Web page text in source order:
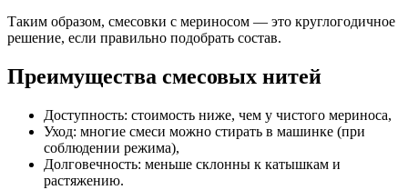
Таким образом, смесовки с мериносом — это круглогодичное
решение, если правильно подобрать состав.
Преимущества смесовых нитей
Доступность: стоимость ниже, чем у чистого мериноса,
Уход: многие смеси можно стирать в машинке (при
соблюдении режима),
Долговечность: меньше склонны к катышкам и
растяжению.